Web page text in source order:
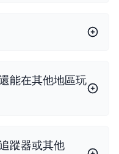
能在其他地區玩
蹤器或其他